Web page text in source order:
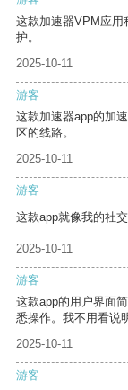
这款加速器VPM应用
护。
2025-10-11
游客
这款加速器app的加
区的线路。
2025-10-11
游客
这款app就像我的社
2025-10-11
游客
这款app的用户界面
悉操作。我不用看说
2025-10-11
游客